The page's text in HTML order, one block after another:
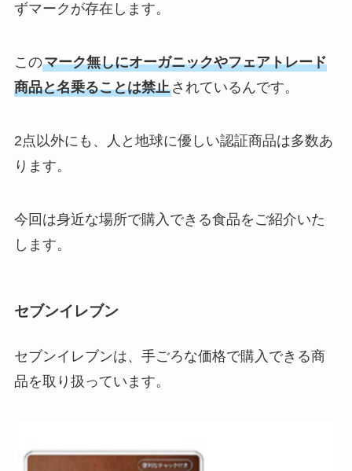
ずマークが存在します。
このマーク無しにオーガニックやフェアトレード
商品と名乗ることは禁止されているんです。
2点以外にも、人と地球に優しい認証商品は多数あ
ります。
今回は身近な場所で購入できる食品をご紹介いた
します。
セブンイレブン
セブンイレブンは、手ごろな価格で購入できる商
品を取り扱っています。